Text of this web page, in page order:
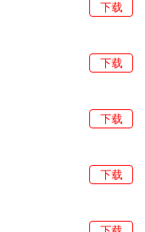
下载
下载
下载
下载